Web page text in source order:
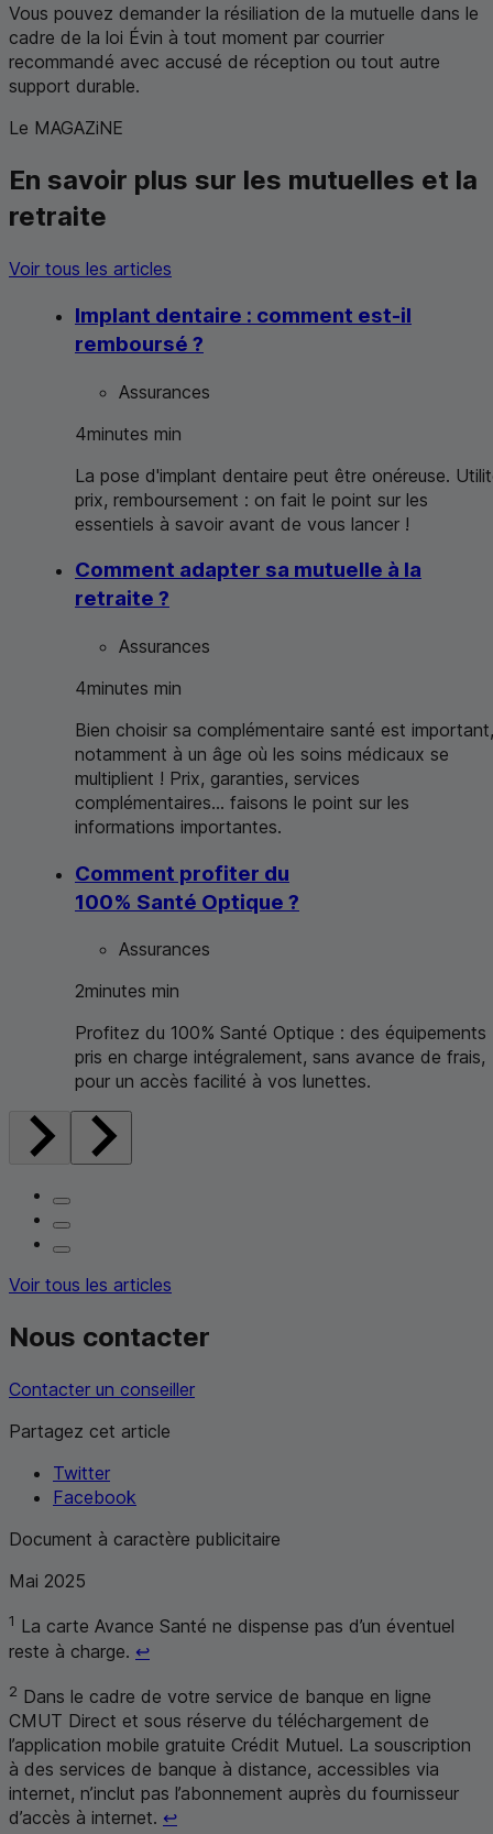
Vous pouvez demander la résiliation de la mutuelle dans le
cadre de la loi Évin à tout moment par courrier
recommandé avec accusé de réception ou tout autre
support durable.
Le MAGAZiNE
En savoir plus sur les mutuelles et la
retraite
Voir tous les articles
Implant dentaire : comment est-il
remboursé ?
Assurances
4minutes min
La pose d'implant dentaire peut être onéreuse.
prix, remboursement : on fait le point sur les
essentiels à savoir avant de vous lancer !
Comment adapter sa mutuelle à la
retraite ?
Assurances
4minutes min
Bien choisir sa complémentaire santé est important,
notamment à un âge où les soins médicaux se
multiplient ! Prix, garanties, services
complémentaires... faisons le point sur les
informations importantes.
Comment profiter du
100% Santé Optique ?
Assurances
2minutes min
Profitez du 100% Santé Optique : des équipements
pris en charge intégralement, sans avance de frais,
pour un accès facilité à vos lunettes.
Voir tous les articles
Nous contacter
Contacter un conseiller
Partagez cet article
Twitter
Facebook
Document à caractère publicitaire
Mai 2025
1 La carte Avance Santé ne dispense pas d’un éventuel
reste à charge. ↩Retour au renvoi 1
2 Dans le cadre de votre service de banque en ligne
CMUT Direct et sous réserve du téléchargement de
l’application mobile gratuite Crédit Mutuel. La souscription
à des services de banque à distance, accessibles via
internet, n’inclut pas l’abonnement auprès du fournisseur
d’accès à internet. ↩Retour au renvoi 2